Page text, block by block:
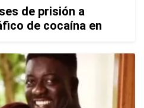
de prisión a
de cocaína en